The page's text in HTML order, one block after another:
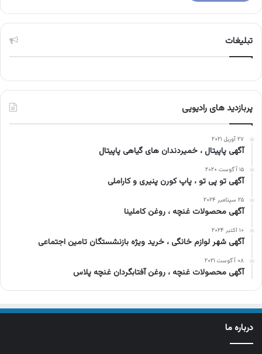
تبلیغات
پربازدید های رادیویی
۲۷ آوریل ۲۰۲۱
آگهی پاپیتال ، خمیردندان های گیاهی پاپیتال
۱۵ آگوست ۲۰۲۰
آگهی تو پی تو ، پاپ کورن پنیری و کاراملی
۲۵ سپتامبر ۲۰۲۴
آگهی محصولات غنچه ، روغن کاملینا
۱۰ اکتبر ۲۰۲۴
آگهی شهر لوازم خانگی ، خرید ویژه بازنشستگان تامین اجتماعی
۰۸ آگوست ۲۰۲۱
آگهی محصولات غنچه ، روغن آفتابگردان غنچه پلاس
درباره ما